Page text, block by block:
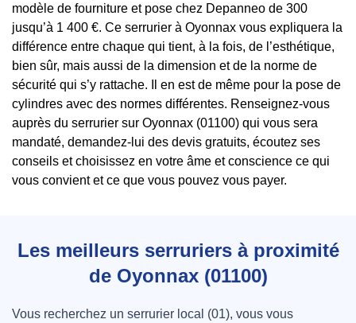
modèle de fourniture et pose chez Depanneo de 300
jusqu’à 1 400 €. Ce serrurier à Oyonnax vous expliquera la
différence entre chaque qui tient, à la fois, de l’esthétique,
bien sûr, mais aussi de la dimension et de la norme de
sécurité qui s’y rattache. Il en est de même pour la pose de
cylindres avec des normes différentes. Renseignez-vous
auprès du serrurier sur Oyonnax (01100) qui vous sera
mandaté, demandez-lui des devis gratuits, écoutez ses
conseils et choisissez en votre âme et conscience ce qui
vous convient et ce que vous pouvez vous payer.
Les meilleurs serruriers à proximité
de Oyonnax (01100)
Vous recherchez un serrurier local (01), vous vous